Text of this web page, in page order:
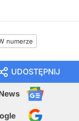
numerze
UDOSTĘPNIJ